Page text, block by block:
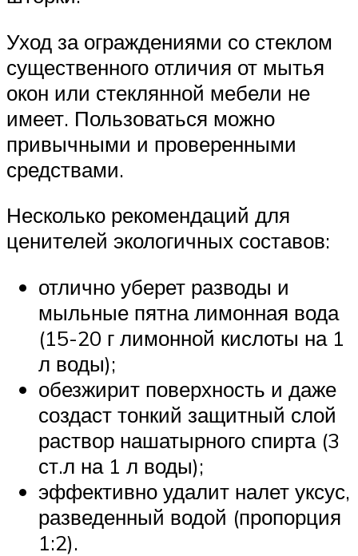
Уход за ограждениями со стеклом
существенного отличия от мытья
окон или стеклянной мебели не
имеет. Пользоваться можно
привычными и проверенными
средствами.
Несколько рекомендаций для
ценителей экологичных составов:
отлично уберет разводы и
мыльные пятна лимонная вода
(15-20 г лимонной кислоты на 1
л воды);
обезжирит поверхность и даже
создаст тонкий защитный слой
раствор нашатырного спирта (3
ст.л на 1 л воды);
эффективно удалит налет уксус,
разведенный водой (пропорция
1:2).